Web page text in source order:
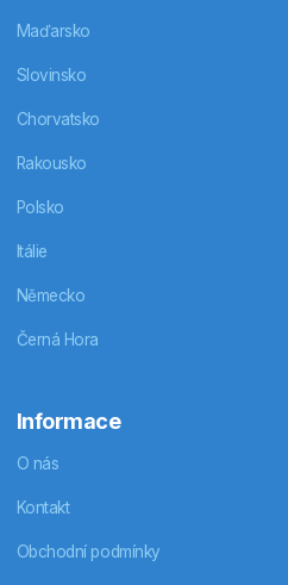
Maďarsko
Slovinsko
Chorvatsko
Rakousko
Polsko
Itálie
Německo
Černá Hora
Informace
O nás
Kontakt
Obchodní podmínky